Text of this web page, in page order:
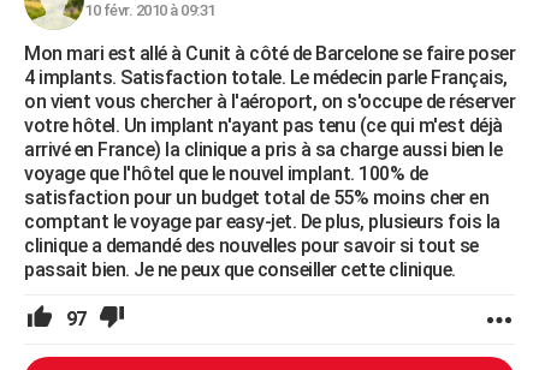
10 févr. 2010 à 09:31
Mon mari est allé à Cunit à côté de Barcelone se faire poser
4 implants. Satisfaction totale. Le médecin parle Français,
on vient vous chercher à l'aéroport, on s'occupe de réserver
votre hôtel. Un implant n'ayant pas tenu (ce qui m'est déjà
arrivé en France) la clinique a pris à sa charge aussi bien le
voyage que l'hôtel que le nouvel implant. 100% de
satisfaction pour un budget total de 55% moins cher en
comptant le voyage par easy-jet. De plus, plusieurs fois la
clinique a demandé des nouvelles pour savoir si tout se
passait bien. Je ne peux que conseiller cette clinique.
97